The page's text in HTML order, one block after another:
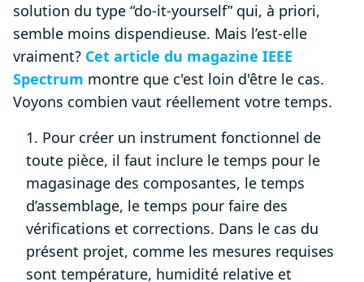
solution du type “do-it-yourself” qui, à priori,
semble moins dispendieuse. Mais l’est-elle
vraiment? Cet article du magazine IEEE
Spectrum montre que c'est loin d'être le cas.
Voyons combien vaut réellement votre temps.
1. Pour créer un instrument fonctionnel de
toute pièce, il faut inclure le temps pour le
magasinage des composantes, le temps
d’assemblage, le temps pour faire des
vérifications et corrections. Dans le cas du
présent projet, comme les mesures requises
sont température, humidité relative et